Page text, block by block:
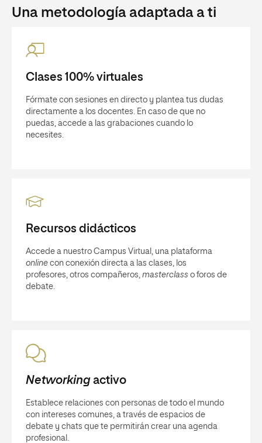
Una metodología adaptada a ti
Clases 100% virtuales
Fórmate con sesiones en directo y plantea tus dudas
directamente a los docentes. En caso de que no
puedas, accede a las grabaciones cuando lo
necesites.
Recursos didácticos
Accede a nuestro Campus Virtual, una plataforma
online con conexión directa a las clases, los
profesores, otros compañeros, masterclass o foros de
debate.
Networkingactivo
Establece relaciones con personas de todo el mundo
con intereses comunes, a través de espacios de
debate y chats que te permitirán crear una agenda
profesional.